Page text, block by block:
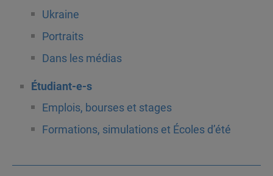
Ukraine
Portraits
Dans les médias
Étudiant-e-s
Emplois, bourses et stages
Formations, simulations et Écoles d’été